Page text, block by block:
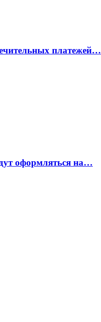
платежей…
оформляться на…